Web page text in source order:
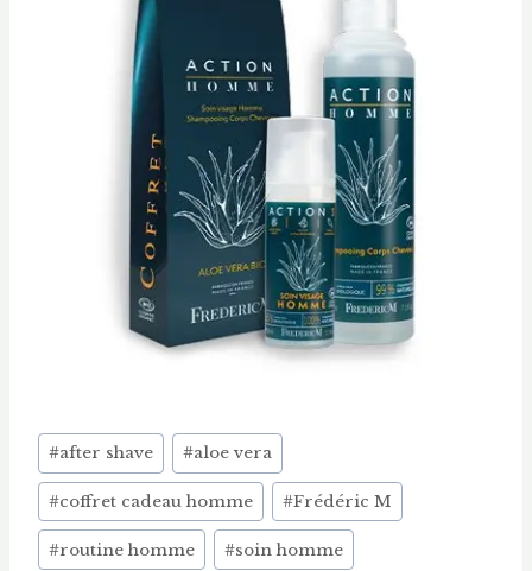
Étiquettes
de
la
publication :
#after shave #aloe vera
#coffret cadeau homme #Frédéric M
#routine homme #soin homme